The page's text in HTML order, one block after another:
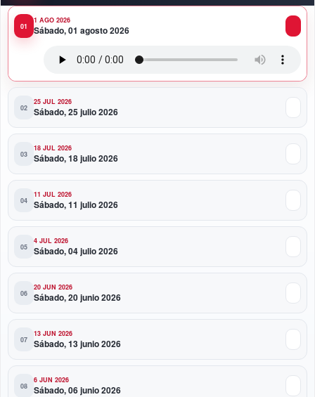
8:37 PM
Santo Domingo se convierte en la capital del orgullo
dominicano
11:47 PM
noche para el rock dominicano
1 AGO 2026
Sábado, 01 agosto 2026
25 JUL 2026
Sábado, 25 julio 2026
18 JUL 2026
Sábado, 18 julio 2026
11 JUL 2026
Sábado, 11 julio 2026
4 JUL 2026
Sábado, 04 julio 2026
20 JUN 2026
Sábado, 20 junio 2026
13 JUN 2026
Sábado, 13 junio 2026
6 JUN 2026
Sábado, 06 junio 2026